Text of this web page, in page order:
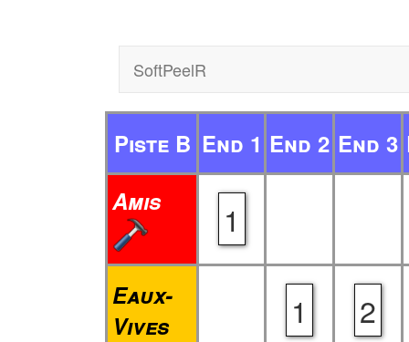
SoftPeelR
Piste B End 1 End 2 End 3
Amis
1
Eaux-
Vives
1 2